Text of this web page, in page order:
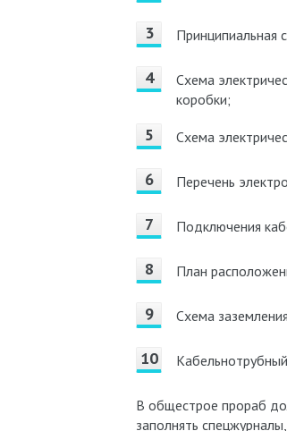
Принципиальная
Схема
коробки;
Схема
Перечень
Подключения
План
Схема
В общестрое прораб
заполнять